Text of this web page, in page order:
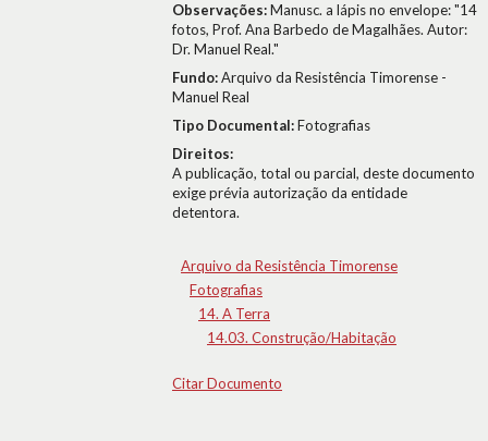
Observações:Manusc. a lápis no envelope: "14
fotos, Prof. Ana Barbedo de Magalhães. Autor:
Dr. Manuel Real."
Fundo:Arquivo da Resistência Timorense -
Manuel Real
Tipo Documental:Fotografias
Direitos:
A publicação, total ou parcial, deste documento
exige prévia autorização da entidade
detentora.
Arquivo da Resistência Timorense
Fotografias
14. A Terra
14.03. Construção/Habitação
Citar Documento